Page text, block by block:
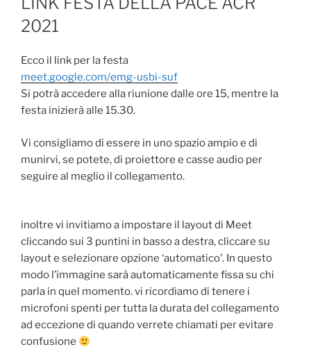
2021
Ecco il link per la festa
meet.google.com/emg-usbi-suf
Si potrà accedere alla riunione dalle ore 15, mentre la
festa inizierà alle 15.30.
Vi consigliamo di essere in uno spazio ampio e di
munirvi, se potete, di proiettore e casse audio per
seguire al meglio il collegamento.
inoltre vi invitiamo a impostare il layout di Meet
cliccando sui 3 puntini in basso a destra, cliccare su
layout e selezionare opzione ‘automatico’. In questo
modo l’immagine sarà automaticamente fissa su chi
parla in quel momento. vi ricordiamo di tenere i
microfoni spenti per tutta la durata del collegamento
ad eccezione di quando verrete chiamati per evitare
confusione